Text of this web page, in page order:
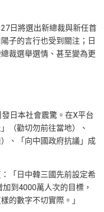
27日將選出新總裁與新任首
子的言行也受到關注；日
裁選舉選情、甚至變為更
日本社會震驚。在X平台
（勸切勿前往當地）、
、「向中國政府抗議」成
「日中韓三國先前設定希
到4000萬人次的目標，
的數字不切實際。」